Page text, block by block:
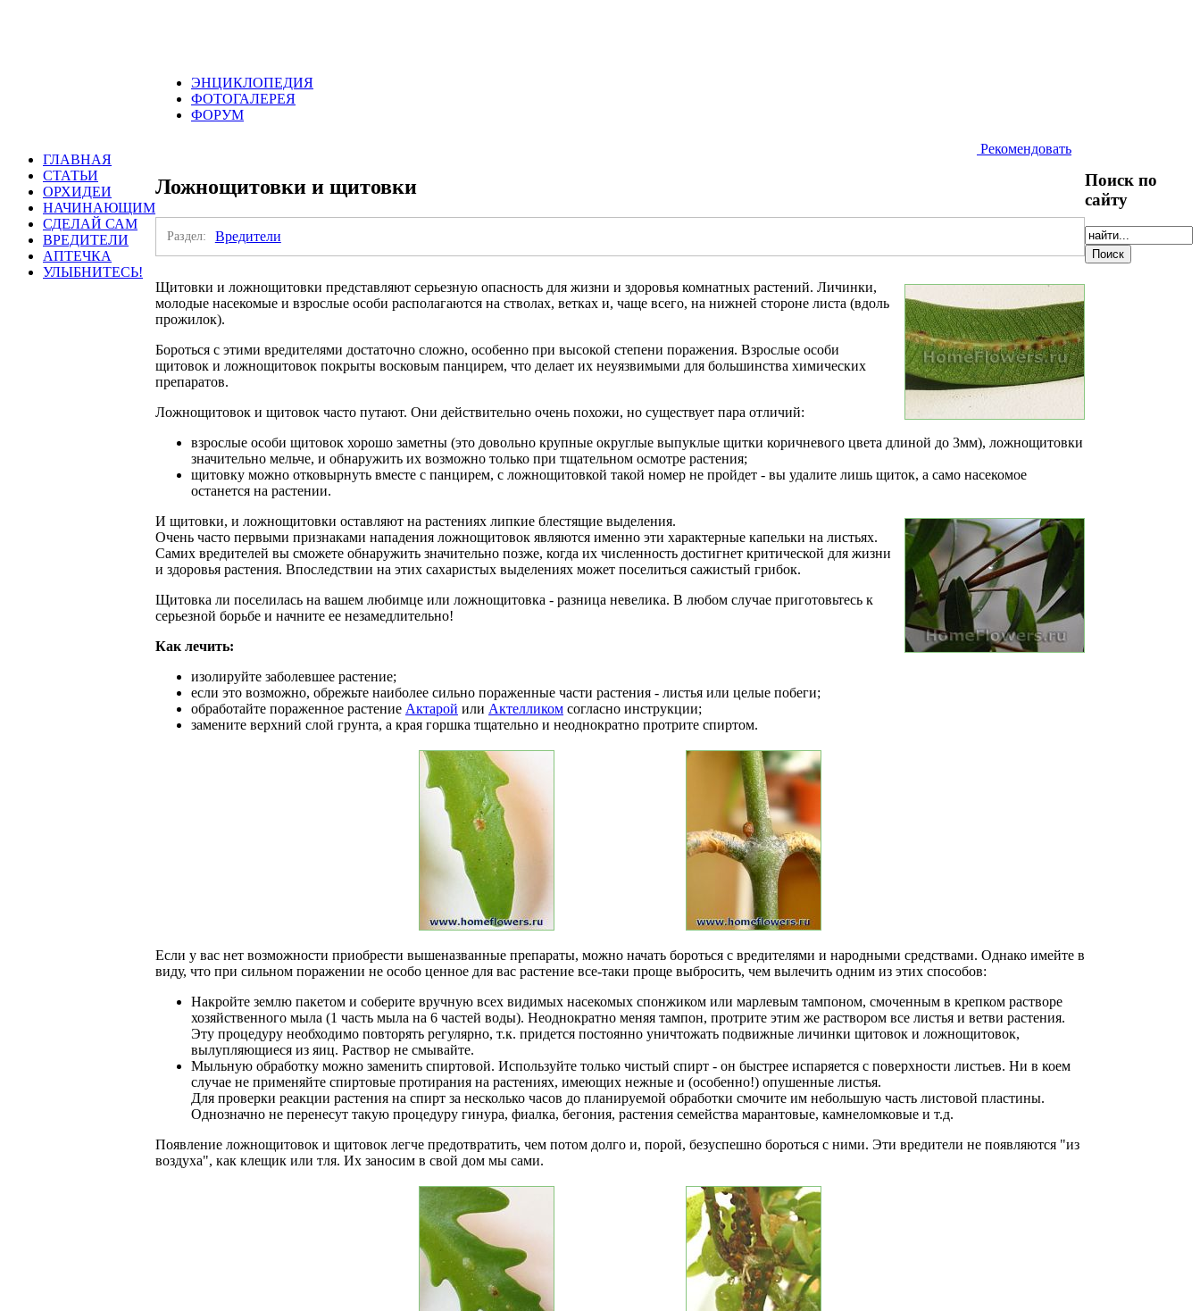
ЭНЦИКЛОПЕДИЯ
ФОТОГАЛЕРЕЯ
ФОРУМ
ГЛАВНАЯ
СТАТЬИ
ОРХИДЕИ
НАЧИНАЮЩИМ
СДЕЛАЙ САМ
ВРЕДИТЕЛИ
АПТЕЧКА
УЛЫБНИТЕСЬ!
Рекомендовать
Ложнощитовки и щитовки
Раздел: Вредители
Щитовки и ложнощитовки представляют серьезную опасность для жизни и здоровья комнатных растений. Личинки,
молодые насекомые и взрослые особи располагаются на стволах, ветках и, чаще всего, на нижней стороне листа (вдоль
прожилок).
Бороться с этими вредителями достаточно сложно, особенно при высокой степени поражения. Взрослые особи
щитовок и ложнощитовок покрыты восковым панцирем, что делает их неуязвимыми для большинства химических
препаратов.
Ложнощитовок и щитовок часто путают. Они действительно очень похожи, но существует пара отличий:
взрослые особи щитовок хорошо заметны (это довольно крупные округлые выпуклые щитки коричневого цвета длиной до 3мм), ложнощитовки
значительно мельче, и обнаружить их возможно только при тщательном осмотре растения;
щитовку можно отковырнуть вместе с панцирем, с ложнощитовкой такой номер не пройдет - вы удалите лишь щиток, а само насекомое
останется на растении.
И щитовки, и ложнощитовки оставляют на растениях липкие блестящие выделения.
Очень часто первыми признаками нападения ложнощитовок являются именно эти характерные капельки на листьях.
Самих вредителей вы сможете обнаружить значительно позже, когда их численность достигнет критической для жизни
и здоровья растения. Впоследствии на этих сахаристых выделениях может поселиться сажистый грибок.
Щитовка ли поселилась на вашем любимце или ложнощитовка - разница невелика. В любом случае приготовьтесь к
серьезной борьбе и начните ее незамедлительно!
Как лечить:
изолируйте заболевшее растение;
если это возможно, обрежьте наиболее сильно пораженные части растения - листья или целые побеги;
обработайте пораженное растение Актарой или Актелликом согласно инструкции;
замените верхний слой грунта, а края горшка тщательно и неоднократно протрите спиртом.
Если у вас нет возможности приобрести вышеназванные препараты, можно начать бороться с вредителями и народными средствами. Однако имейте в
виду, что при сильном поражении не особо ценное для вас растение все-таки проще выбросить, чем вылечить одним из этих способов:
Накройте землю пакетом и соберите вручную всех видимых насекомых спонжиком или марлевым тампоном, смоченным в крепком растворе
хозяйственного мыла (1 часть мыла на 6 частей воды). Неоднократно меняя тампон, протрите этим же раствором все листья и ветви растения.
Эту процедуру необходимо повторять регулярно, т.к. придется постоянно уничтожать подвижные личинки щитовок и ложнощитовок,
вылупляющиеся из яиц. Раствор не смывайте.
Мыльную обработку можно заменить спиртовой. Используйте только чистый спирт - он быстрее испаряется с поверхности листьев. Ни в коем
случае не применяйте спиртовые протирания на растениях, имеющих нежные и (особенно!) опушенные листья.
Для проверки реакции растения на спирт за несколько часов до планируемой обработки смочите им небольшую часть листовой пластины.
Однозначно не перенесут такую процедуру гинура, фиалка, бегония, растения семейства марантовые, камнеломковые и т.д.
Появление ложнощитовок и щитовок легче предотвратить, чем потом долго и, порой, безуспешно бороться с ними. Эти вредители не появляются "из
воздуха", как клещик или тля. Их заносим в свой дом мы сами.
Поиск по
сайту